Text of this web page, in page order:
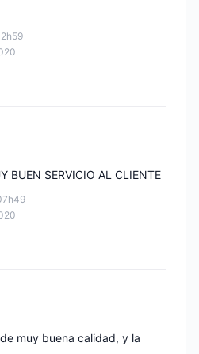
BUEN SERVICIO AL CLIENTE
muy buena calidad, y la